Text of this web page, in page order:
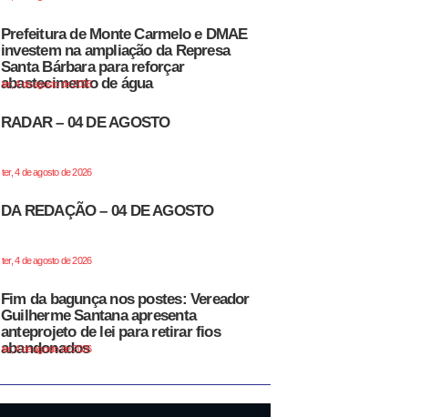
Prefeitura de Monte Carmelo e DMAE
investem na ampliação da Represa
Santa Bárbara para reforçar
abastecimento de água
ter, 4 de agosto de 2026
RADAR – 04 DE AGOSTO
ter, 4 de agosto de 2026
DA REDAÇÃO – 04 DE AGOSTO
ter, 4 de agosto de 2026
Fim da bagunça nos postes: Vereador
Guilherme Santana apresenta
anteprojeto de lei para retirar fios
abandonados
ter, 4 de agosto de 2026